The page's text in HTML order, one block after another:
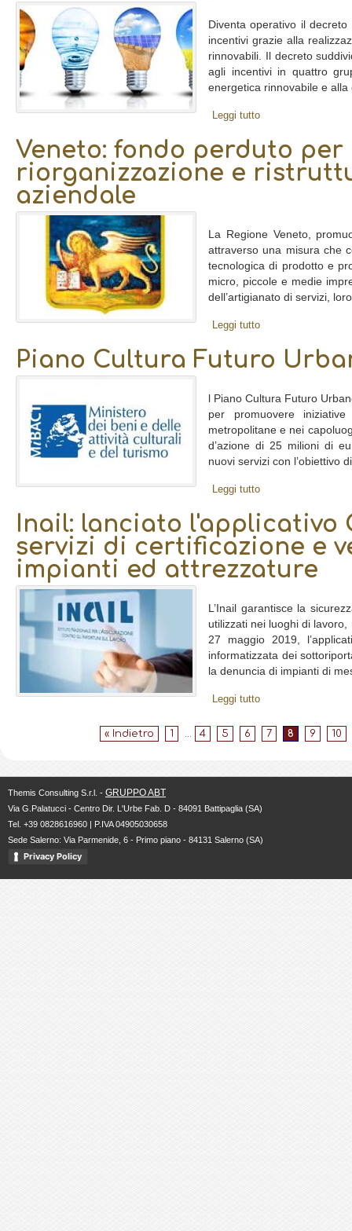
Diventa operativo il
incentivi grazie alla
rinnovabili. Il decreto
agli incentivi in quattro
energetica rinnovabile e alla
Leggi tutto
Veneto: fondo perduto
riorganizzazione e
aziendale
La Regione Veneto,
attraverso una misura che
tecnologica di prodotto e
micro, piccole e medie
dell’artigianato di servizi,
Leggi tutto
Piano Cultura Futuro
l Piano Cultura Futuro
per promuovere
metropolitane e nei
d’azione di 25 milioni di
nuovi servizi con l’obiettivo
Leggi tutto
Inail: lanciato l'applicativo
servizi di certificazione e
impianti ed attrezzature
L’Inail garantisce la
utilizzati nei luoghi di
27 maggio 2019,
informatizzata dei
la denuncia di impianti di
Leggi tutto
« Indietro 1 ... 4 5 6 7 8 9 10
Themis Consulting S.r.l. - GRUPPO ABT
Via G.Palatucci - Centro Dir. L'Urbe Fab. D - 84091 Battipaglia (SA)
Tel. +39 0828616960 | P.IVA 04905030658
Sede Salerno: Via Parmenide, 6 - Primo piano - 84131 Salerno (SA)
Privacy Policy